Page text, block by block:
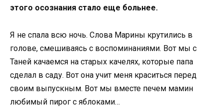
этого осознания стало еще больнее.
Я не спала всю ночь. Слова Марины крутились в
голове, смешиваясь с воспоминаниями. Вот мы с
Таней качаемся на старых качелях, которые папа
сделал в саду. Вот она учит меня краситься перед
своим выпускным. Вот мы вместе печем мамин
любимый пирог с яблоками…